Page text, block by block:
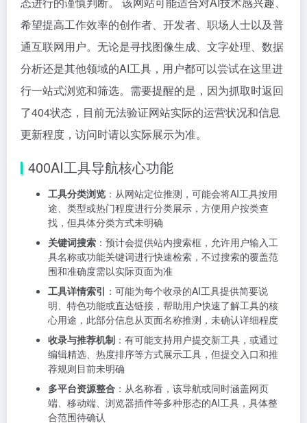
希望提高工作效率的创作者、开发者、职场人士以及普
通互联网用户。无论是寻找图像生成、文字处理、数据
分析还是其他领域的AI工具，用户都可以尝试在这里进
行一站式浏览和筛选。需要提醒的是，因为抓取时返回
了404状态，目前无法验证网站实际的运营状况和信息
更新程度，访问时请以实际展示为准。
400AI工具导航核心功能
工具分类浏览 ：从网站定位推测，可能会将AI工具按用
途、类型或热门程度进行分类展示，方便用户按类查
找，但具体分类方式未明确
关键词搜索 ：预计会提供站内搜索框，允许用户输入工
具名称或功能关键词进行快速检索，不过搜索的覆盖范
围和准确度需以实际页面为准
工具详情索引 ：可能为每个收录的AI工具提供简要说
明、特色功能或直达链接，帮助用户快速了解工具的核
心用途，此部分信息从页面名称推测，未确认详细程度
收录与推荐机制 ：有可能支持用户提交新工具，或通过
编辑精选、热度排序等方式展示工具，但提交入口和推
荐规则目前未明确
多平台资源整合 ：从名称看，该导航或同时涵盖网页
端、移动端、浏览器插件等多种形态的AI工具，具体整
合范围待确认